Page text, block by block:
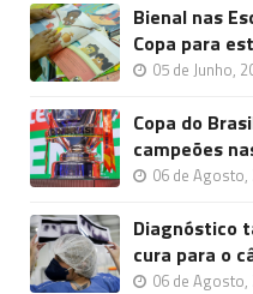
Bienal nas
Copa para
05 de Junho,
Copa do
campeões
06 de Agosto,
Diagnóstico
cura para o
06 de Agosto,